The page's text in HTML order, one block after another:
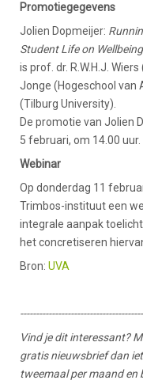
Promotiegegevens
Jolien Dopmeijer:
Student Life on
is prof. dr. R.W.H.J.
Jonge (Hogeschool van
(Tilburg University).
De promotie van Jolien
5 februari, om 14.00 uur.
Webinar
Op donderdag 11
Trimbos-instituut een
integrale aanpak
het concretiseren
Bron: UVA
Vind je dit interessant?
gratis nieuwsbrief dan
tweemaal per maand en